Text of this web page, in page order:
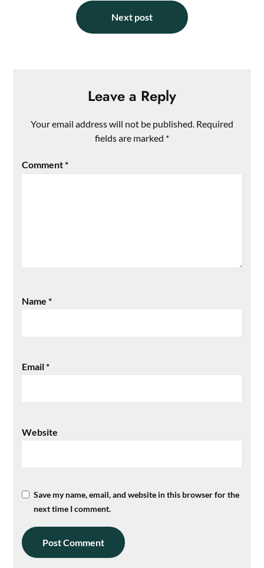
Next post
Leave a Reply
Your email address will not be published. Required
fields are marked *
Comment*
Name*
Email*
Website
Save my name, email, and website in this browser for the
next time I comment.